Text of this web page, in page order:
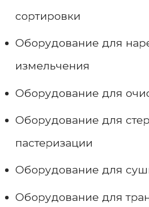
сортировки
Оборудование для
измельчения
Оборудование для
Оборудование для
пастеризации
Оборудование для
Оборудование для